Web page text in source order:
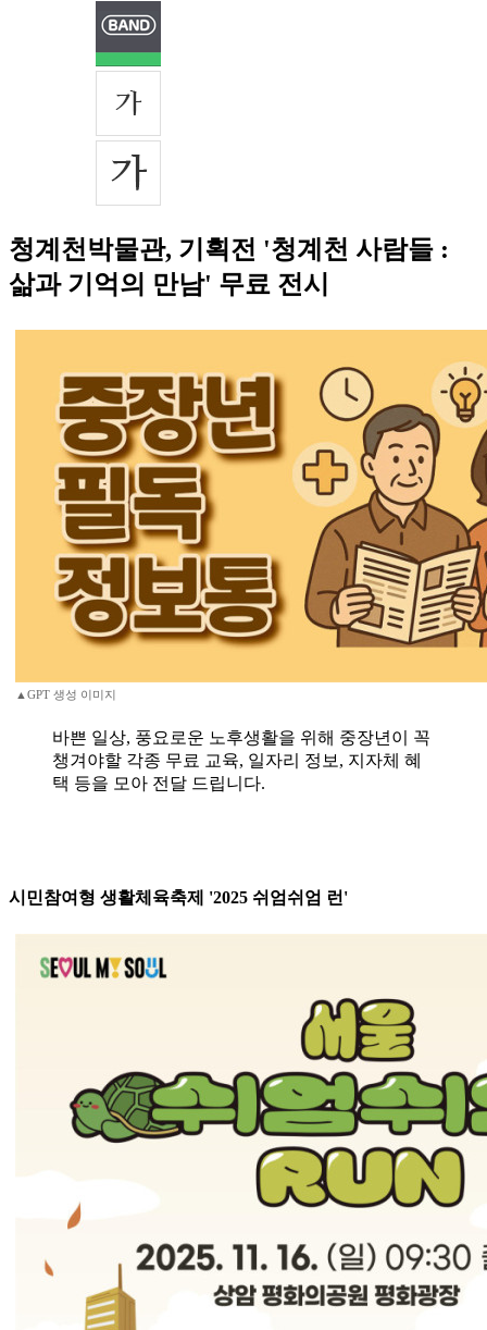
청계천박물관, 기획전 '청계천 사람들 :
삶과 기억의 만남' 무료 전시
▲GPT 생성 이미지
바쁜 일상, 풍요로운 노후생활을 위해 중장년이 꼭
챙겨야할 각종 무료 교육, 일자리 정보, 지자체 혜
택 등을 모아 전달 드립니다.
시민참여형 생활체육축제 '2025 쉬엄쉬엄 런'